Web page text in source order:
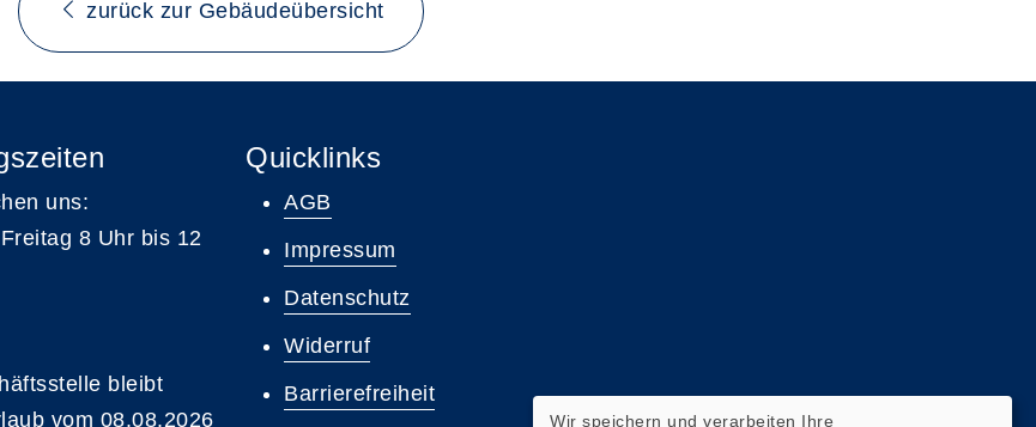
zurück zur Gebäudeübersicht
uns:
8 Uhr bis 12
bleibt
vom 08.08.2026
Quicklinks
AGB
Impressum
Datenschutz
Widerruf
Barrierefreiheit
Wir speichern und verarbeiten Ihre